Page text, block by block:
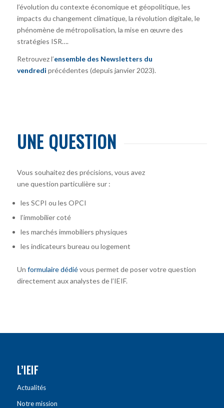
l’évolution du contexte économique et géopolitique, les
impacts du changement climatique, la révolution digitale, le
phénomène de métropolisation, la mise en œuvre des
stratégies ISR….
Retrouvez l’ensemble des Newsletters du
vendredi précédentes (depuis janvier 2023).
UNE QUESTION
Vous souhaitez des précisions, vous avez
une question particulière sur :
les SCPI ou les OPCI
l’immobilier coté
les marchés immobiliers physiques
les indicateurs bureau ou logement
Un formulaire dédiévous permet de poser votre question
directement aux analystes de l’IEIF.
L’IEIF
Actualités
Notre mission